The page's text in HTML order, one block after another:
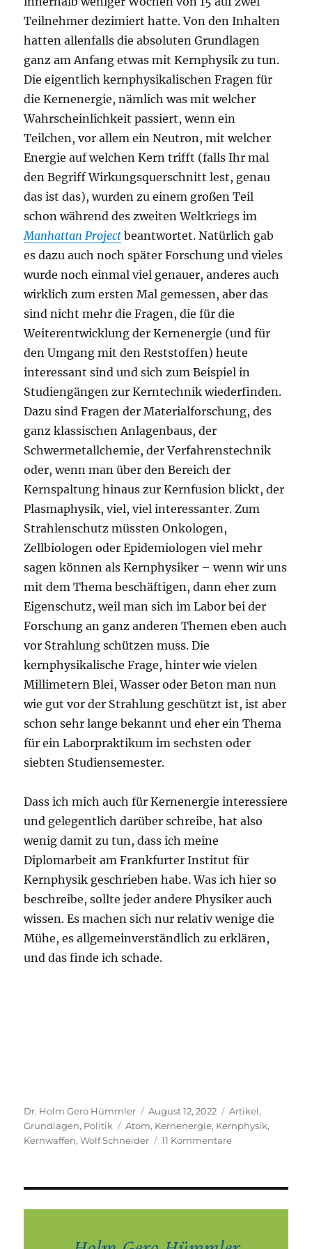
Teilnehmer dezimiert hatte. Von den Inhalten
hatten allenfalls die absoluten Grundlagen
ganz am Anfang etwas mit Kernphysik zu tun.
Die eigentlich kernphysikalischen Fragen für
die Kernenergie, nämlich was mit welcher
Wahrscheinlichkeit passiert, wenn ein
Teilchen, vor allem ein Neutron, mit welcher
Energie auf welchen Kern trifft (falls Ihr mal
den Begriff Wirkungsquerschnitt lest, genau
das ist das), wurden zu einem großen Teil
schon während des zweiten Weltkriegs im
Manhattan Project beantwortet. Natürlich gab
es dazu auch noch später Forschung und vieles
wurde noch einmal viel genauer, anderes auch
wirklich zum ersten Mal gemessen, aber das
sind nicht mehr die Fragen, die für die
Weiterentwicklung der Kernenergie (und für
den Umgang mit den Reststoffen) heute
interessant sind und sich zum Beispiel in
Studiengängen zur Kerntechnik wiederfinden.
Dazu sind Fragen der Materialforschung, des
ganz klassischen Anlagenbaus, der
Schwermetallchemie, der Verfahrenstechnik
oder, wenn man über den Bereich der
Kernspaltung hinaus zur Kernfusion blickt, der
Plasmaphysik, viel, viel interessanter. Zum
Strahlenschutz müssten Onkologen,
Zellbiologen oder Epidemiologen viel mehr
sagen können als Kernphysiker – wenn wir uns
mit dem Thema beschäftigen, dann eher zum
Eigenschutz, weil man sich im Labor bei der
Forschung an ganz anderen Themen eben auch
vor Strahlung schützen muss. Die
kernphysikalische Frage, hinter wie vielen
Millimetern Blei, Wasser oder Beton man nun
wie gut vor der Strahlung geschützt ist, ist aber
schon sehr lange bekannt und eher ein Thema
für ein Laborpraktikum im sechsten oder
siebten Studiensemester.
Dass ich mich auch für Kernenergie interessiere
und gelegentlich darüber schreibe, hat also
wenig damit zu tun, dass ich meine
Diplomarbeit am Frankfurter Institut für
Kernphysik geschrieben habe. Was ich hier so
beschreibe, sollte jeder andere Physiker auch
wissen. Es machen sich nur relativ wenige die
Mühe, es allgemeinverständlich zu erklären,
und das finde ich schade.
Autor
Dr. Holm Gero Hümmler
Veröffentlicht
am
August 12, 2022 Kategorien
Artikel,
Grundlagen, Politik Schlagwörter
Atom, Kernenergie, Kernphysik,
Kernwaffen,Wolf Schneider 11 Kommentarezu
„Atomenergie“
und